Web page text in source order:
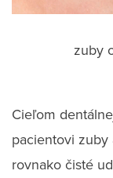
zuby
Cieľom
pacientovi
rovnako čisté